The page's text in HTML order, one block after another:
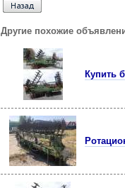
Другие похожие
Купить